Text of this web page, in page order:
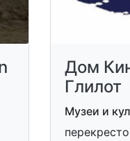
Дом
Глилот
Музеи и